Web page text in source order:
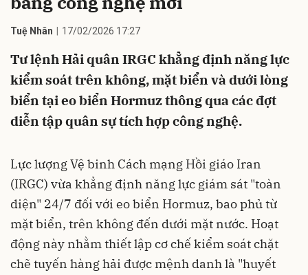
Tuệ Nhân 17/02/2026 17:27
Tư lệnh Hải quân IRGC khẳng định năng lực
kiểm soát trên không, mặt biển và dưới lòng
biển tại eo biển Hormuz thông qua các đợt
diễn tập quân sự tích hợp công nghệ.
Lực lượng Vệ binh Cách mạng Hồi giáo Iran
(IRGC) vừa khẳng định năng lực giám sát "toàn
diện" 24/7 đối với eo biển Hormuz, bao phủ từ
mặt biển, trên không đến dưới mặt nước. Hoạt
động này nhằm thiết lập cơ chế kiểm soát chặt
chẽ tuyến hàng hải được mệnh danh là "huyết
Hủy Gửi